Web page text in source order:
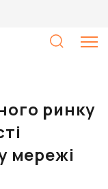
ринку
мережі